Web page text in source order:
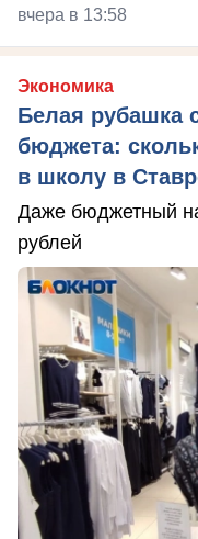
вчера в 13:58
Экономика
Белая рубашка
бюджета:
в школу в
Даже бюджетный
рублей